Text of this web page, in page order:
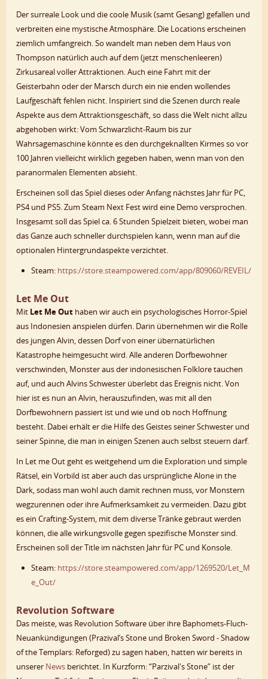
Der surreale Look und die coole Musik (samt Gesang) gefallen und
verbreiten eine mystische Atmosphäre. Die Locations erscheinen
ziemlich umfangreich. So wandelt man neben dem Haus von
Thompson natürlich auch auf dem (jetzt menschenleeren)
Zirkusareal voller Attraktionen. Auch eine Fahrt mit der
Geisterbahn oder der Marsch durch ein nie enden wollendes
Laufgeschäft fehlen nicht. Inspiriert sind die Szenen durch reale
Aspekte aus dem Attraktionsgeschäft, so dass die Welt nicht allzu
abgehoben wirkt: Vom Schwarzlicht-Raum bis zur
Wahrsagemaschine könnte es den durchgeknallten Kirmes so vor
100 Jahren vielleicht wirklich gegeben haben, wenn man von den
paranormalen Elementen absieht.
Erscheinen soll das Spiel dieses oder Anfang nächstes Jahr für PC,
PS4 und PS5. Zum Steam Next Fest wird eine Demo versprochen.
Insgesamt soll das Spiel ca. 6 Stunden Spielzeit bieten, wobei man
das Ganze auch schneller durchspielen kann, wenn man auf die
optionalen Hintergrundaspekte verzichtet.
Steam: https://store.steampowered.com/app/809060/REVEIL/
Let Me Out
Mit Let Me Out haben wir auch ein psychologisches Horror-Spiel
aus Indonesien anspielen dürfen. Darin übernehmen wir die Rolle
des jungen Alvin, dessen Dorf von einer übernatürlichen
Katastrophe heimgesucht wird. Alle anderen Dorfbewohner
verschwinden, Monster aus der indonesischen Folklore tauchen
auf, und auch Alvins Schwester überlebt das Ereignis nicht. Von
hier ist es nun an Alvin, herauszufinden, was mit all den
Dorfbewohnern passiert ist und wie und ob noch Hoffnung
besteht. Dabei erhält er die Hilfe des Geistes seiner Schwester und
seiner Spinne, die man in einigen Szenen auch selbst steuern darf.
In Let me Out geht es weitgehend um die Exploration und simple
Rätsel, ein Vorbild ist aber auch das ursprüngliche Alone in the
Dark, sodass man wohl auch damit rechnen muss, vor Monstern
wegzurennen oder ihre Aufmerksamkeit zu vermeiden. Dazu gibt
es ein Crafting-System, mit dem diverse Tränke gebraut werden
können, die alle wirkungsvolle gegen spezifische Monster sind.
Erscheinen soll der Title im nächsten Jahr für PC und Konsole.
Steam: https://store.steampowered.com/app/1269520/Let_M
e_Out/
Revolution Software
Das meiste, was Revolution Software über ihre Baphomets-Fluch-
Neuankündigungen (Prazival’s Stone und Broken Sword - Shadow
of the Templars: Reforged) zu sagen haben, hatten wir bereits in
unserer News berichtet. In Kurzform: “Parzival's Stone” ist der